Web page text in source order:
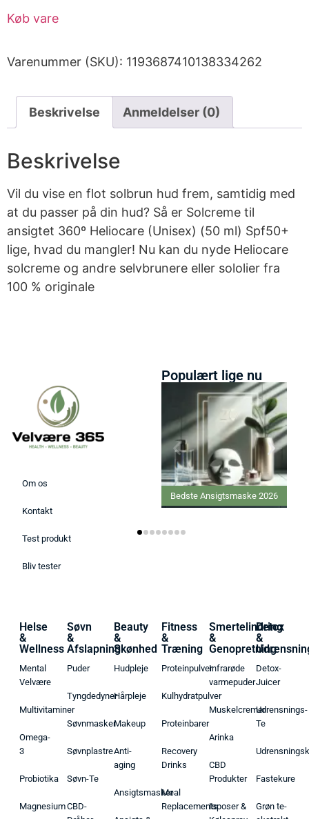
Køb vare
Varenummer (SKU): 1193687410138334262
Beskrivelse Anmeldelser (0)
Beskrivelse
Vil du vise en flot solbrun hud frem, samtidig med
at du passer på din hud? Så er Solcreme til
ansigtet 360º Heliocare (Unisex) (50 ml) Spf50+
lige, hvad du mangler! Nu kan du nyde Heliocare
solcreme og andre selvbrunere eller sololier fra
100 % originale
Om os
Kontakt
Test produkt
Bliv tester
Populært lige nu
Bedste Ansigtsmaske 2026
Helse
&
Wellness
Mental
Velvære
Multivitaminer
Omega-
3
Probiotika
Magnesium
Søvn
&
Afslapning
Puder
Tyngdedyner
Søvnmasker
Søvnplastre
Søvn-Te
CBD-
Beauty
&
Skønhed
Hudpleje
Hårpleje
Makeup
Anti-
aging
Ansigtsmasker
Fitness
&
Træning
Proteinpulver
Kulhydratpulver
Proteinbarer
Recovery
Drinks
Meal
Replacements
Smertelindring
&
Genopretning
Infrarøde
varmepuder
Muskelcremer
Arinka
CBD
Produkter
Isposer &
Detox
&
Detox-
Juicer
Udrensnings-
Te
Fastekure
Grøn te-